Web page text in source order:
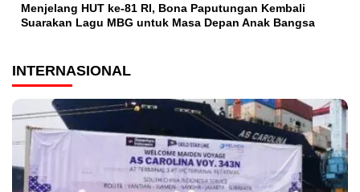
Menjelang HUT ke-81 RI, Bona Paputungan Kembali
Suarakan Lagu MBG untuk Masa Depan Anak Bangsa
INTERNASIONAL